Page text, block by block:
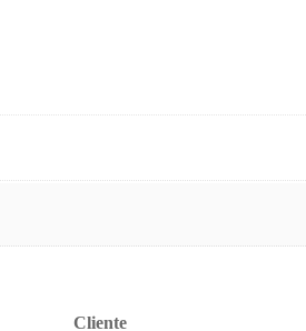
Cliente